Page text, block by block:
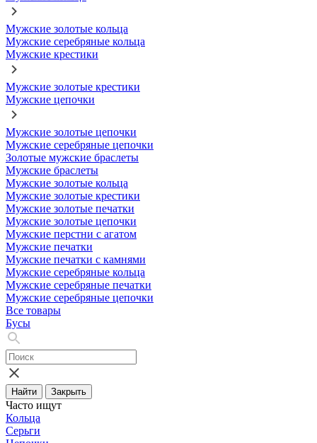
Мужские золотые кольца
Мужские серебряные кольца
Мужские крестики
Мужские золотые крестики
Мужские цепочки
Мужские золотые цепочки
Мужские серебряные цепочки
Золотые мужские браслеты
Мужские браслеты
Мужские золотые кольца
Мужские золотые крестики
Мужские золотые печатки
Мужские золотые цепочки
Мужские перстни с агатом
Мужские печатки
Мужские печатки с камнями
Мужские серебряные кольца
Мужские серебряные печатки
Мужские серебряные цепочки
Все товары
Бусы
Найти Закрыть
Часто ищут
Кольца
Серьги